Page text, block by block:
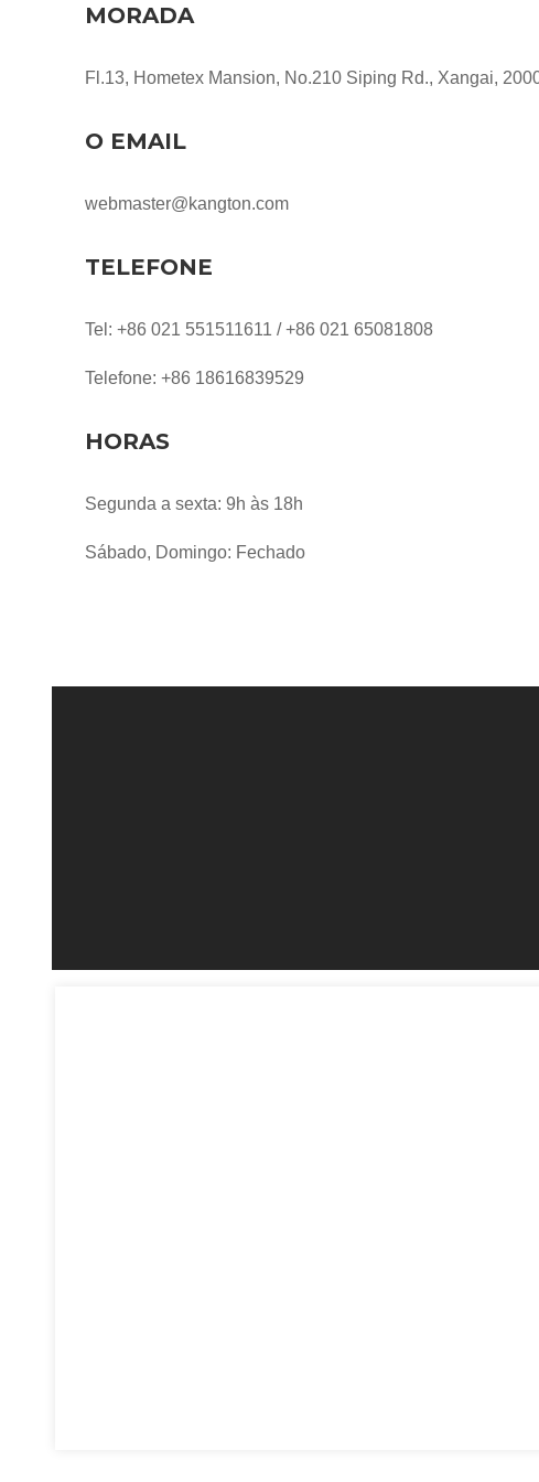
MORADA
Fl.13, Hometex Mansion, No.210 Siping Rd., Xangai,
O EMAIL
webmaster@kangton.com
TELEFONE
Tel: +86 021 551511611 / +86 021 65081808
Telefone: +86 18616839529
HORAS
Segunda a sexta: 9h às 18h
Sábado, Domingo: Fechado